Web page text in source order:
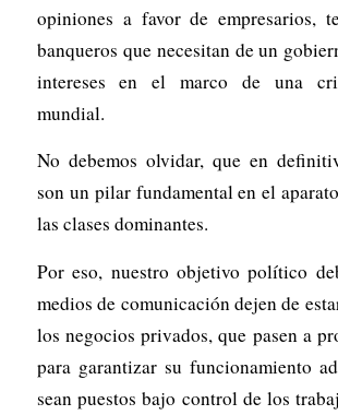
opiniones a favor de empresarios,
banqueros que necesitan de un
intereses en el marco de una
mundial.
No debemos olvidar, que en
son un pilar fundamental en el
las clases dominantes.
Por eso, nuestro objetivo político
medios de comunicación dejen de
los negocios privados, que pasen a
para garantizar su funcionamiento
sean puestos bajo control de los